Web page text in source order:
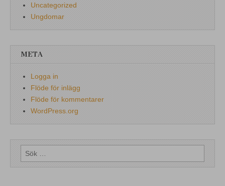
Uncategorized
Ungdomar
META
Logga in
Flöde för inlägg
Flöde för kommentarer
WordPress.org
Sök
efter: